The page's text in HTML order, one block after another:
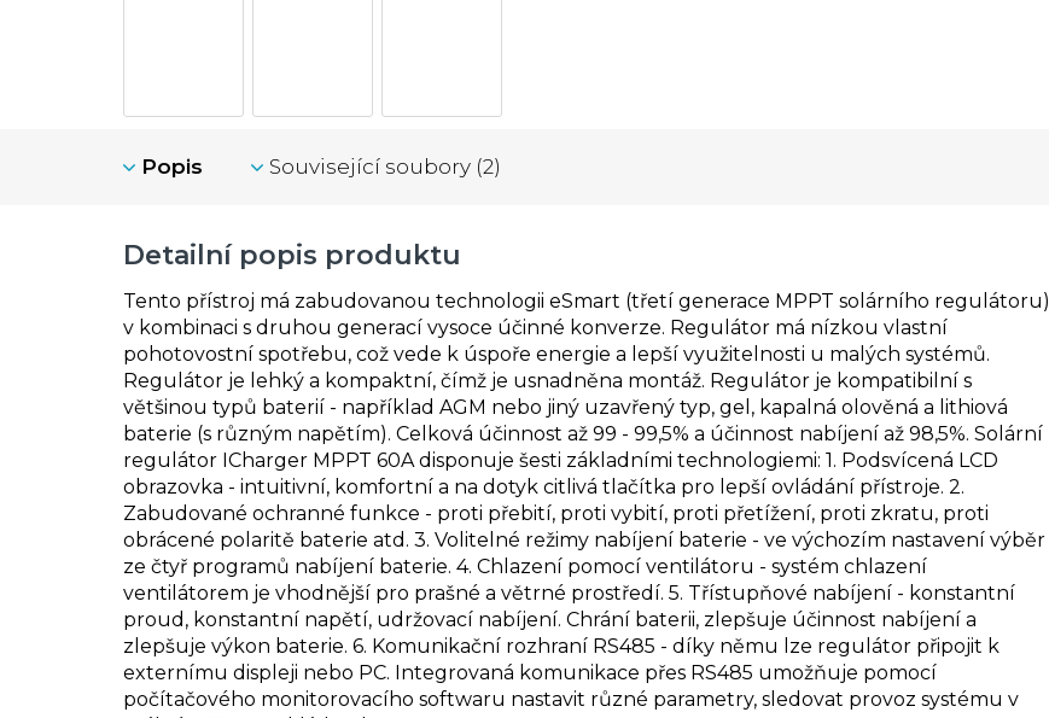
Popis Související soubory (2)
Detailní popis produktu
Tento přístroj má zabudovanou technologii eSmart (třetí generace MPPT solárního regulátoru)
v kombinaci s druhou generací vysoce účinné konverze. Regulátor má nízkou vlastní
pohotovostní spotřebu, což vede k úspoře energie a lepší využitelnosti u malých systémů.
Regulátor je lehký a kompaktní, čímž je usnadněna montáž. Regulátor je kompatibilní s
většinou typů baterií - například AGM nebo jiný uzavřený typ, gel, kapalná olověná a lithiová
baterie (s různým napětím). Celková účinnost až 99 - 99,5% a účinnost nabíjení až 98,5%. Solární
regulátor ICharger MPPT 60A disponuje šesti základními technologiemi: 1. Podsvícená LCD
obrazovka - intuitivní, komfortní a na dotyk citlivá tlačítka pro lepší ovládání přístroje. 2.
Zabudované ochranné funkce - proti přebití, proti vybití, proti přetížení, proti zkratu, proti
obrácené polaritě baterie atd. 3. Volitelné režimy nabíjení baterie - ve výchozím nastavení výběr
ze čtyř programů nabíjení baterie. 4. Chlazení pomocí ventilátoru - systém chlazení
ventilátorem je vhodnější pro prašné a větrné prostředí. 5. Třístupňové nabíjení - konstantní
proud, konstantní napětí, udržovací nabíjení. Chrání baterii, zlepšuje účinnost nabíjení a
zlepšuje výkon baterie. 6. Komunikační rozhraní RS485 - díky němu lze regulátor připojit k
externímu displeji nebo PC. Integrovaná komunikace přes RS485 umožňuje pomocí
počítačového monitorovacího softwaru nastavit různé parametry, sledovat provoz systému v